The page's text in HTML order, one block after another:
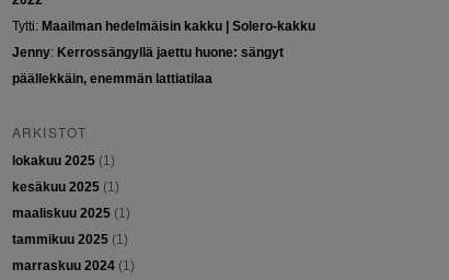
Tytti: Maailman hedelmäisin kakku | Solero-kakku
Jenny: Kerrossängyllä jaettu huone: sängyt
päällekkäin, enemmän lattiatilaa
ARKISTOT
lokakuu 2025(1)
kesäkuu 2025(1)
maaliskuu 2025(1)
tammikuu 2025(1)
marraskuu 2024(1)